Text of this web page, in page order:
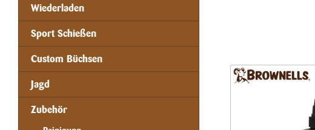
Wiederladen
Sport Schießen
Custom Büchsen
Jagd
Zubehör